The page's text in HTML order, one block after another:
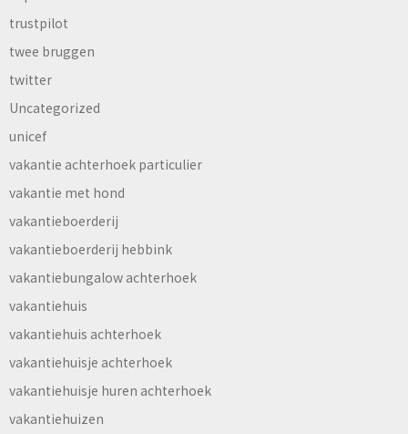
trustpilot
twee bruggen
twitter
Uncategorized
unicef
vakantie achterhoek particulier
vakantie met hond
vakantieboerderij
vakantieboerderij hebbink
vakantiebungalow achterhoek
vakantiehuis
vakantiehuis achterhoek
vakantiehuisje achterhoek
vakantiehuisje huren achterhoek
vakantiehuizen